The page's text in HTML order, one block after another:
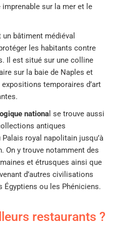
sur la mer et le
bâtiment médiéval
les habitants contre
Il est situé sur une colline
sur la baie de Naples et
temporaires d’art
nationa l se trouve aussi
antiques
royal napolitain jusqu’à
On y trouve notamment des
et étrusques ainsi que
d’autres civilisations
Égyptiens ou les Phéniciens.
restaurants ?